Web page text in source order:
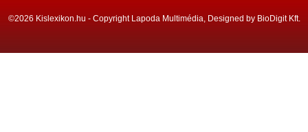
©2026 Kislexikon.hu - Copyright Lapoda Multimédia, Designed by BioDigit Kft.